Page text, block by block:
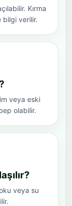
Kırma
bilgi verilir.
veya eski
olabilir.
veya su